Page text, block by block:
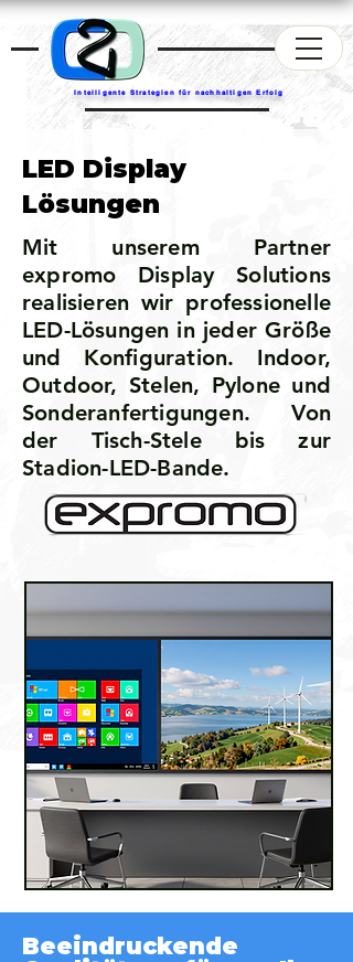
Intelligente Strategien für nachhaltigen Erfolg
LED Display
Lösungen
Mit unserem Partner
expromo Display Solutions
realisieren wir professionelle
LED-Lösungen in jeder Größe
und Konfiguration. Indoor,
Outdoor, Stelen, Pylone und
Sonderanfertigungen. Von
der Tisch-Stele bis zur
Stadion-LED-Bande.
Beeindruckende